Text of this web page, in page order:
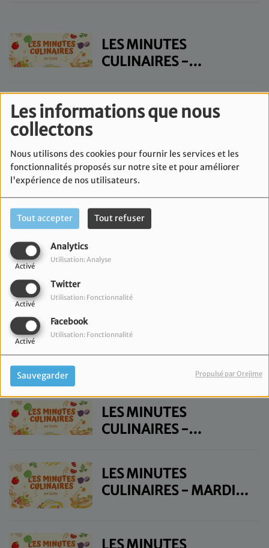
Les informations que nous
collectons
Nous utilisons des cookies pour fournir les services et les
fonctionnalités proposés sur notre site et pour améliorer
l'expérience de nos utilisateurs.
Tout accepter Tout refuser
Analytics
Activé
Utilisation: Analyse
Twitter
Activé
Utilisation: Fonctionnalité
Facebook
Activé
Utilisation: Fonctionnalité
Sauvegarder Propulsé par Orejime
LES MINUTES
CULINAIRES -
NOVEMBRE
LES MINUTES
CULINAIRES - MARDI 11
LES MINUTES
CULINAIRES - JEUDI 6
NOVEMBRE
LES MINUTES
MERCREDI 5
LES MINUTES
LES MINUTES
CULINAIRES - JEUDI 30
LES MINUTES
CULINAIRES -
LES MINUTES
CULINAIRES - MARDI
LES MINUTES